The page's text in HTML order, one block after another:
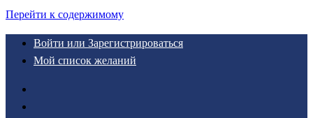
Перейти к содержимому
Войти или Зарегистрироваться
Мой список желаний